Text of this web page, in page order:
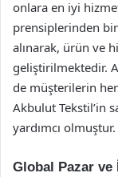
onlara en iyi
prensiplerinden
alınarak, ürün ve
geliştirilmektedir.
de müşterilerin her
Akbulut Tekstil’in
yardımcı olmuştur.
Global Pazar ve